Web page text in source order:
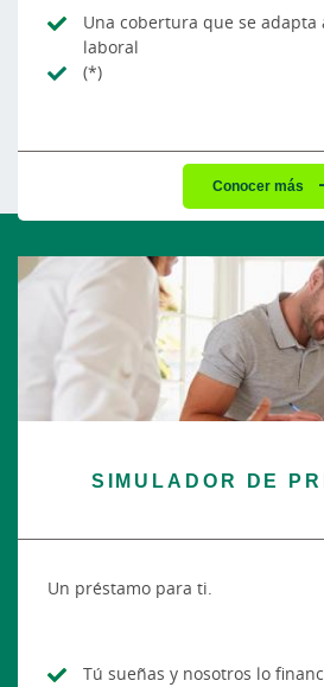
Una cobertura que se adapta
laboral
(*)
Conocer más
SIMULADOR DE
Un préstamo para ti.
Tú sueñas y nosotros lo